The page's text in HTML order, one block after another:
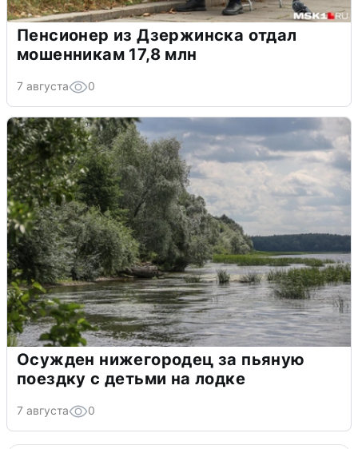
Пенсионер из Дзержинска отдал
мошенникам 17,8 млн
7 августа 0
Осужден нижегородец за пьяную
поездку с детьми на лодке
7 августа 0